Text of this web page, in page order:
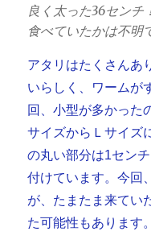
良く太った36センチ
食べていたかは不明
アタリはたくさんあ
いらしく、ワームが
回、小型が多かった
サイズからＬサイズ
の丸い部分は1セン
付けています。今回
が、たまたま来てい
た可能性もあります